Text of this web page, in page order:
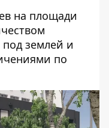
на площади
землей и
по